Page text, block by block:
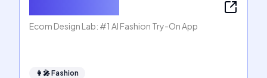
Ecom Design Lab: #1 AI Fashion Try-On App
👩‍🎤Fashion